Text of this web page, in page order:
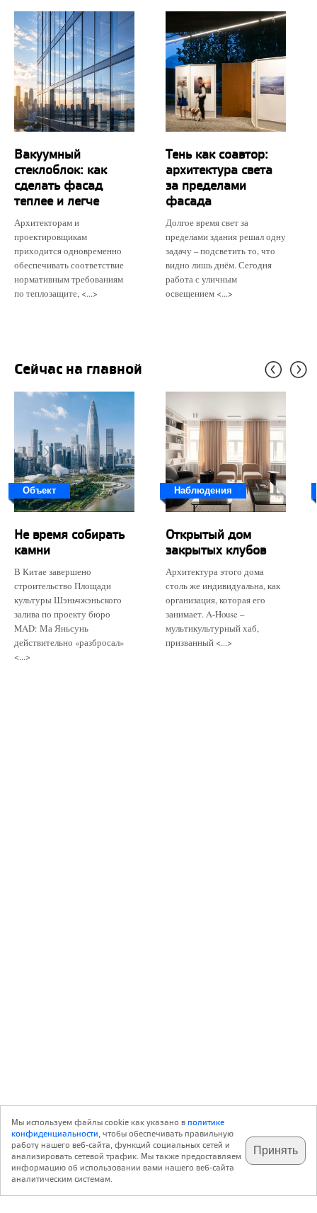
Вакуумный
стеклоблок: как
сделать фасад
теплее и легче
Архитекторам и
проектировщикам
приходится одновременно
обеспечивать соответствие
нормативным требованиям
по теплозащите, <...>
Тень как соавтор:
архитектура света
за пределами
фасада
Долгое время свет за
пределами здания решал одну
задачу – подсветить то, что
видно лишь днём. Сегодня
работа с уличным
освещением <...>
Сейчас на главной
Объект
Не время собирать
камни
В Китае завершено
строительство Площади
культуры Шэньчжэньского
залива по проекту бюро
MAD: Ма Яньсунь
действительно «разбросал»
<...>
Наблюдения
Открытый дом
закрытых клубов
Архитектура этого дома
столь же индивидуальна, как
организация, которая его
занимает. A-House –
мультикультурный хаб,
призванный <...>
подпишитесь на наш
телеграм @archi_ru
✕
с 20 июля 1999 г.
Мы используем файлы cookie как указано вполитике
конфиденциальности, чтобы обеспечивать правильную
работу нашего веб-сайта, функций социальных сетей и
анализировать сетевой трафик. Мы также предоставляем
информацию об использовании вами нашего веб-сайта
аналитическим системам.
Принять